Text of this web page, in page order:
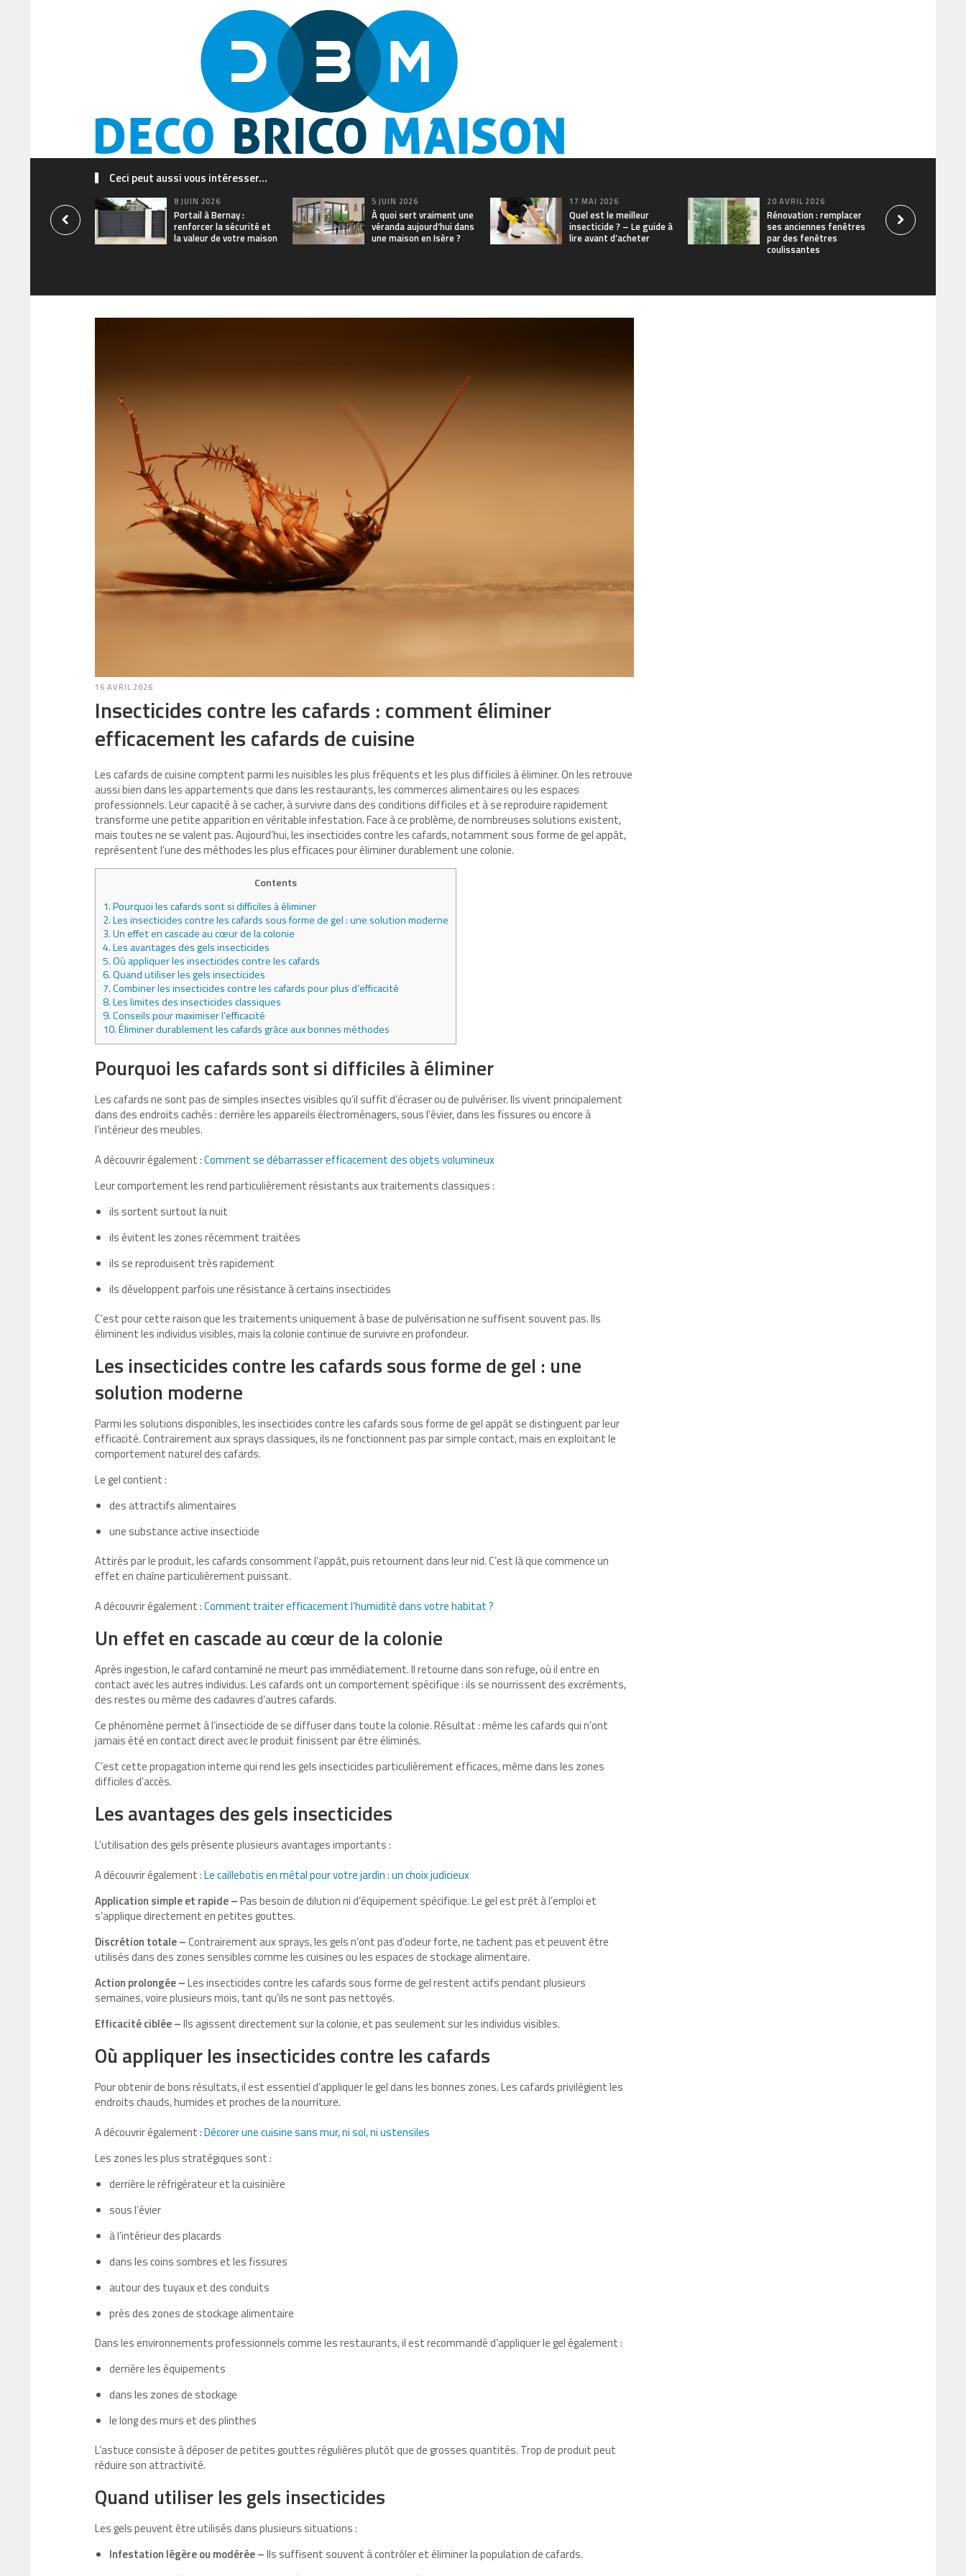
Ceci peut aussi vous intéresser...
8 JUIN 2026
Portail à Bernay :
renforcer la sécurité et
la valeur de votre maison
5 JUIN 2026
À quoi sert vraiment une
véranda aujourd’hui dans
une maison en Isère ?
17 MAI 2026
Quel est le meilleur
insecticide ? – Le guide à
lire avant d’acheter
20 AVRIL 2026
Rénovation : remplacer
ses anciennes fenêtres
par des fenêtres
coulissantes
16 AVRIL 2026
Insecticides contre les cafards : comment éliminer
efficacement les cafards de cuisine
Les cafards de cuisine comptent parmi les nuisibles les plus fréquents et les plus difficiles à éliminer. On les retrouve
aussi bien dans les appartements que dans les restaurants, les commerces alimentaires ou les espaces
professionnels. Leur capacité à se cacher, à survivre dans des conditions difficiles et à se reproduire rapidement
transforme une petite apparition en véritable infestation. Face à ce problème, de nombreuses solutions existent,
mais toutes ne se valent pas. Aujourd’hui, les insecticides contre les cafards, notamment sous forme de gel appât,
représentent l’une des méthodes les plus efficaces pour éliminer durablement une colonie.
Contents
1.Pourquoi les cafards sont si difficiles à éliminer
2.Les insecticides contre les cafards sous forme de gel : une solution moderne
3.Un effet en cascade au cœur de la colonie
4.Les avantages des gels insecticides
5.Où appliquer les insecticides contre les cafards
6.Quand utiliser les gels insecticides
7.Combiner les insecticides contre les cafards pour plus d’efficacité
8.Les limites des insecticides classiques
9.Conseils pour maximiser l’efficacité
10.Éliminer durablement les cafards grâce aux bonnes méthodes
Pourquoi les cafards sont si difficiles à éliminer
Les cafards ne sont pas de simples insectes visibles qu’il suffit d’écraser ou de pulvériser. Ils vivent principalement
dans des endroits cachés : derrière les appareils électroménagers, sous l’évier, dans les fissures ou encore à
l’intérieur des meubles.
A découvrir également :Comment se débarrasser efficacement des objets volumineux
Leur comportement les rend particulièrement résistants aux traitements classiques :
ils sortent surtout la nuit
ils évitent les zones récemment traitées
ils se reproduisent très rapidement
ils développent parfois une résistance à certains insecticides
C’est pour cette raison que les traitements uniquement à base de pulvérisation ne suffisent souvent pas. Ils
éliminent les individus visibles, mais la colonie continue de survivre en profondeur.
Les insecticides contre les cafards sous forme de gel : une
solution moderne
Parmi les solutions disponibles, les insecticides contre les cafards sous forme de gel appât se distinguent par leur
efficacité. Contrairement aux sprays classiques, ils ne fonctionnent pas par simple contact, mais en exploitant le
comportement naturel des cafards.
Le gel contient :
des attractifs alimentaires
une substance active insecticide
Attirés par le produit, les cafards consomment l’appât, puis retournent dans leur nid. C’est là que commence un
effet en chaîne particulièrement puissant.
A découvrir également :Comment traiter efficacement l’humidité dans votre habitat ?
Un effet en cascade au cœur de la colonie
Après ingestion, le cafard contaminé ne meurt pas immédiatement. Il retourne dans son refuge, où il entre en
contact avec les autres individus. Les cafards ont un comportement spécifique : ils se nourrissent des excréments,
des restes ou même des cadavres d’autres cafards.
Ce phénomène permet à l’insecticide de se diffuser dans toute la colonie. Résultat : même les cafards qui n’ont
jamais été en contact direct avec le produit finissent par être éliminés.
C’est cette propagation interne qui rend les gels insecticides particulièrement efficaces, même dans les zones
difficiles d’accès.
Les avantages des gels insecticides
L’utilisation des gels présente plusieurs avantages importants :
A découvrir également :Le caillebotis en métal pour votre jardin : un choix judicieux
Application simple et rapide –Pas besoin de dilution ni d’équipement spécifique. Le gel est prêt à l’emploi et
s’applique directement en petites gouttes.
Discrétion totale –Contrairement aux sprays, les gels n’ont pas d’odeur forte, ne tachent pas et peuvent être
utilisés dans des zones sensibles comme les cuisines ou les espaces de stockage alimentaire.
Action prolongée –Les insecticides contre les cafards sous forme de gel restent actifs pendant plusieurs
semaines, voire plusieurs mois, tant qu’ils ne sont pas nettoyés.
Efficacité ciblée –Ils agissent directement sur la colonie, et pas seulement sur les individus visibles.
Où appliquer les insecticides contre les cafards
Pour obtenir de bons résultats, il est essentiel d’appliquer le gel dans les bonnes zones. Les cafards privilégient les
endroits chauds, humides et proches de la nourriture.
A découvrir également :Décorer une cuisine sans mur, ni sol, ni ustensiles
Les zones les plus stratégiques sont :
derrière le réfrigérateur et la cuisinière
sous l’évier
à l’intérieur des placards
dans les coins sombres et les fissures
autour des tuyaux et des conduits
près des zones de stockage alimentaire
Dans les environnements professionnels comme les restaurants, il est recommandé d’appliquer le gel également :
derrière les équipements
dans les zones de stockage
le long des murs et des plinthes
L’astuce consiste à déposer de petites gouttes régulières plutôt que de grosses quantités. Trop de produit peut
réduire son attractivité.
Quand utiliser les gels insecticides
Les gels peuvent être utilisés dans plusieurs situations :
Infestation légère ou modérée –Ils suffisent souvent à contrôler et éliminer la population de cafards.